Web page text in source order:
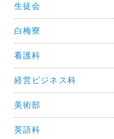
生徒会
白梅寮
看護科
経営ビジネス科
美術部
英語科